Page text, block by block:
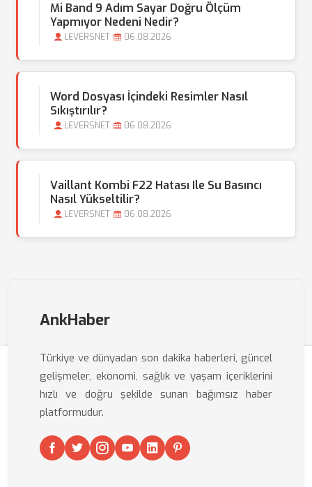
Mi Band 9 Adım Sayar Doğru Ölçüm
Yapmıyor Nedeni Nedir?
LEVERSNET 06.08.2026
Word Dosyası İçindeki Resimler Nasıl
Sıkıştırılır?
LEVERSNET 06.08.2026
Vaillant Kombi F22 Hatası Ile Su Basıncı
Nasıl Yükseltilir?
LEVERSNET 06.08.2026
AnkHaber
Türkiye ve dünyadan son dakika haberleri, güncel
gelişmeler, ekonomi, sağlık ve yaşam içeriklerini
hızlı ve doğru şekilde sunan bağımsız haber
platformudur.